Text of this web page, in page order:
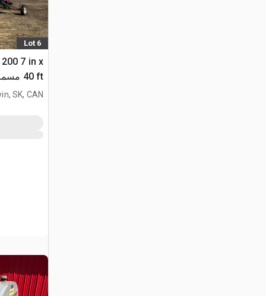
Lot 6
7 in x
40 ft مسمار الحبوب
SK, CAN